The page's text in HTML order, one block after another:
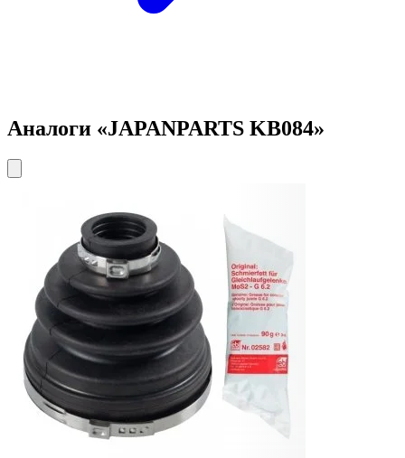
Аналоги «JAPANPARTS KB084»